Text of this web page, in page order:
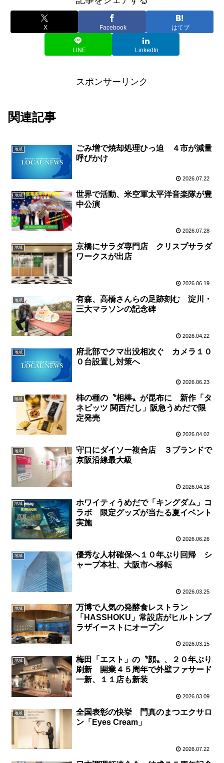
X Facebook はてブ
LINE LinkedIn
スポンサーリンク
関連記事
地域
ごみ増で焼却処理ひっ迫 ４市が減量
呼びかけ
2026.07.22
地域
世界で活動、米空軍太平洋音楽隊が豊
中公演
2026.07.28
地域
京橋にサラダ専門店 クリスプサラダ
ワークスが出店
2026.06.19
地域
有森、高橋さんらの足跡刻む 淀川・
三大マラソンの記念碑
2026.04.22
地域
府北部でクマ出没相次ぐ カメラ１０
０台設置し対策へ
2026.06.23
地域
柿の種の〝相棒〟が昆布に 新作「タ
ネビッツ 関西だし」阪急うめだで限
定発売
2026.04.02
地域
守口にダイソー複合店 ３ブランドで
京阪沿線最大級
2026.04.18
地域
ホワイティうめだで「キングダム」コ
ラボ 限定グッズが当たる夏イベント
実施
2026.06.26
地域
優秀な人材確保へ１０年ぶり回帰 シ
ャープ本社、大阪市へ移転
2026.03.25
地域
万博で人気の発酵食レストラン
「HASSHOKU」常設店がヒルトンプ
ラザイーストにオープン
2026.03.15
地域
梅田「エスト」の〝顔〟、２０年ぶり
刷新 開業４５周年で外壁ファサード
一新、１１店も新装
2026.03.09
地域
全国表彰の快挙 門真のまつエクサロ
ン「Eyes Cream」
2026.07.22